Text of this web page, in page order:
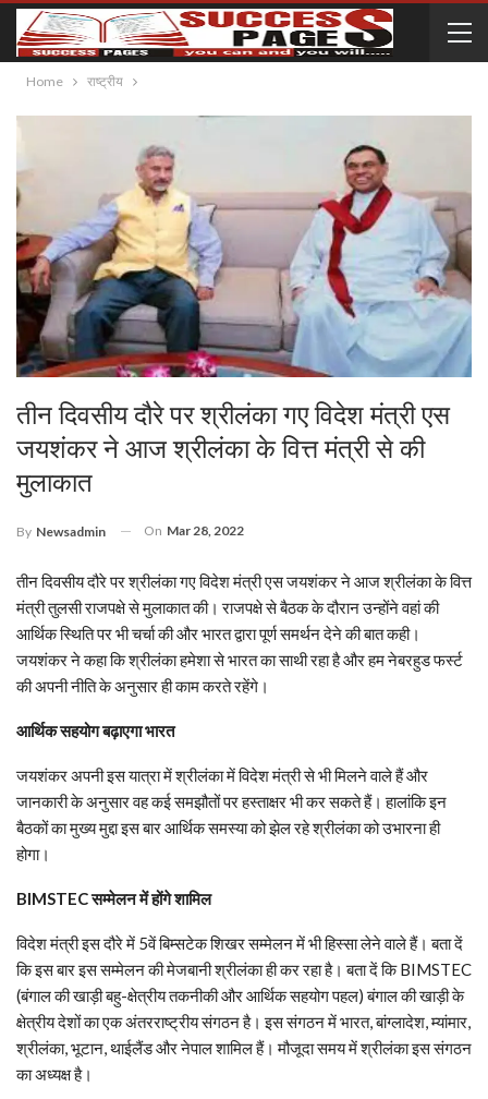
Home राष्ट्रीय
तीन दिवसीय दौरे पर श्रीलंका गए विदेश मंत्री एस
जयशंकर ने आज श्रीलंका के वित्त मंत्री से की
मुलाकात
By Newsadmin On Mar 28, 2022
तीन दिवसीय दौरे पर श्रीलंका गए विदेश मंत्री एस जयशंकर ने आज श्रीलंका के वित्त
मंत्री तुलसी राजपक्षे से मुलाकात की। राजपक्षे से बैठक के दौरान उन्होंने वहां की
आर्थिक स्थिति पर भी चर्चा की और भारत द्वारा पूर्ण समर्थन देने की बात कही।
जयशंकर ने कहा कि श्रीलंका हमेशा से भारत का साथी रहा है और हम नेबरहुड फर्स्ट
की अपनी नीति के अनुसार ही काम करते रहेंगे।
आर्थिक सहयोग बढ़ाएगा भारत
जयशंकर अपनी इस यात्रा में श्रीलंका में विदेश मंत्री से भी मिलने वाले हैं और
जानकारी के अनुसार वह कई समझौतों पर हस्ताक्षर भी कर सकते हैं। हालांकि इन
बैठकों का मुख्य मुद्दा इस बार आर्थिक समस्या को झेल रहे श्रीलंका को उभारना ही
होगा।
BIMSTEC सम्मेलन में होंगे शामिल
विदेश मंत्री इस दौरे में 5वें बिम्सटेक शिखर सम्मेलन में भी हिस्सा लेने वाले हैं। बता दें
कि इस बार इस सम्मेलन की मेजबानी श्रीलंका ही कर रहा है। बता दें कि BIMSTEC
(बंगाल की खाड़ी बहु-क्षेत्रीय तकनीकी और आर्थिक सहयोग पहल) बंगाल की खाड़ी के
क्षेत्रीय देशों का एक अंतरराष्ट्रीय संगठन है। इस संगठन में भारत, बांग्लादेश, म्यांमार,
श्रीलंका, भूटान, थाईलैंड और नेपाल शामिल हैं। मौजूदा समय में श्रीलंका इस संगठन
का अध्यक्ष है।